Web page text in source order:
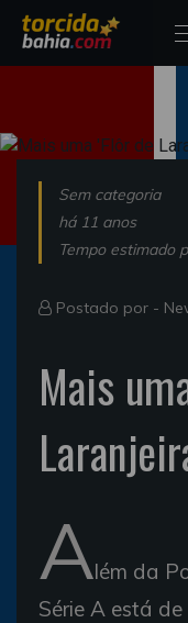
Sem categoria
há 11 anos
Tempo estimado
Postado por -
Mais
Além da
Série A está